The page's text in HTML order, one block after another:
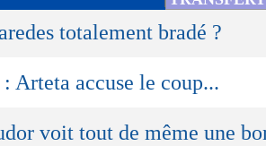
totalement bradé ?
: Arteta accuse le coup...
voit tout de même une